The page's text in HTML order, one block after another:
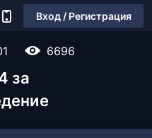
Вход / Регистрация
6696
за